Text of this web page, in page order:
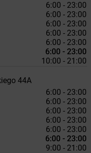
6:00 - 23:00
6:00 - 23:00
6:00 - 23:00
6:00 - 23:00
6:00 - 23:00
6:00 - 23:00
10:00 - 21:00
44A
6:00 - 23:00
6:00 - 23:00
6:00 - 23:00
6:00 - 23:00
6:00 - 23:00
6:00 - 23:00
9:00 - 21:00